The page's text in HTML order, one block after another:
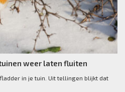
weer laten fluiten
in je tuin. Uit tellingen blijkt dat